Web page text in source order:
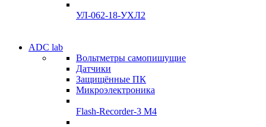
УЛ-062-18-УХЛ2
УЛ-04 УЛ-06
ADC lab
Вольтметры самопишущие
Датчики
Защищённые ПК
Микроэлектроника
Flash-Recorder-3 М4